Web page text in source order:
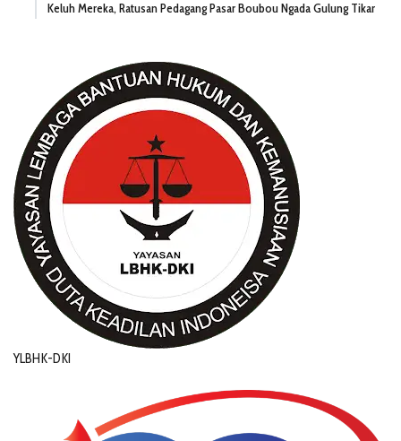
Keluh Mereka, Ratusan Pedagang Pasar Boubou Ngada Gulung Tikar
YLBHK-DKI